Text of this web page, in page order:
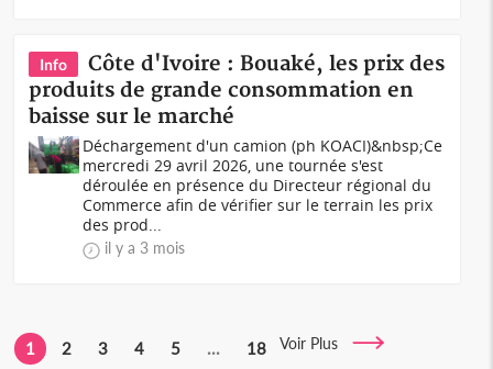
Info
Côte d'Ivoire : Bouaké, les prix des
produits de grande consommation en
baisse sur le marché
Déchargement d'un camion (ph KOACI)&nbsp;Ce
mercredi 29 avril 2026, une tournée s'est
déroulée en présence du Directeur régional du
Commerce afin de vérifier sur le terrain les prix
des prod...
il y a 3 mois
1 2 3 4 5 ... 18 Voir Plus